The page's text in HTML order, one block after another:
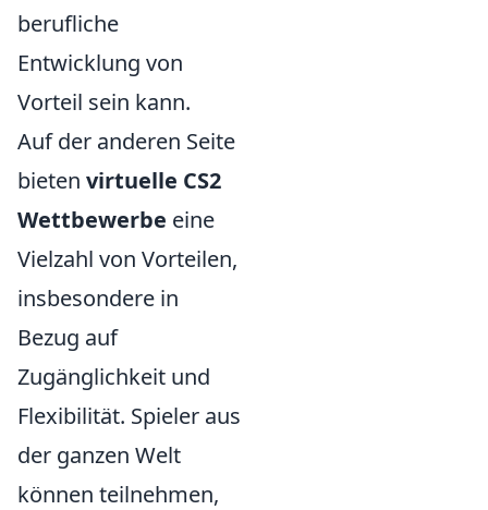
berufliche
Entwicklung von
Vorteil sein kann.
Auf der anderen Seite
bieten virtuelle CS2
Wettbewerbe eine
Vielzahl von Vorteilen,
insbesondere in
Bezug auf
Zugänglichkeit und
Flexibilität. Spieler aus
der ganzen Welt
können teilnehmen,